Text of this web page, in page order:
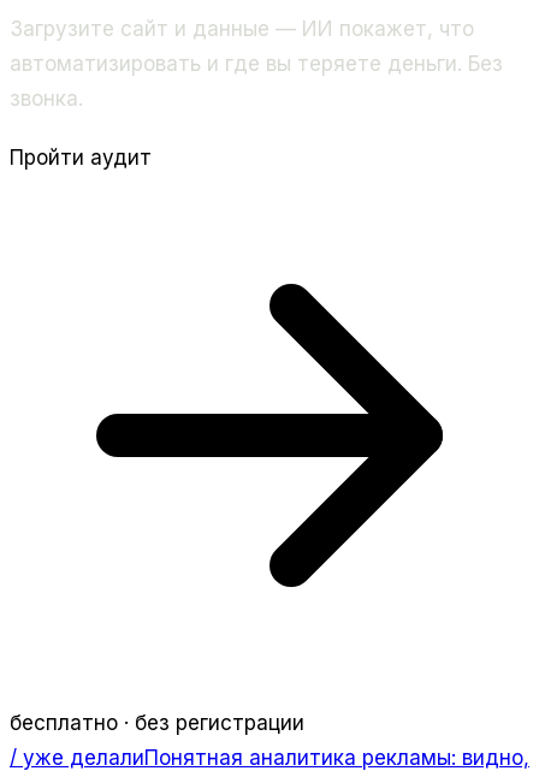
Загрузите сайт и данные — ИИ покажет, что
автоматизировать и где вы теряете деньги. Без
звонка.
Пройти аудит
бесплатно · без регистрации
/ уже делалиПонятная аналитика рекламы: видно,